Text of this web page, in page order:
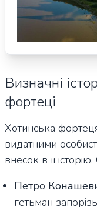
Визначні
фортеці
Хотинська
видатними
внесок в її
Петро
гетьман